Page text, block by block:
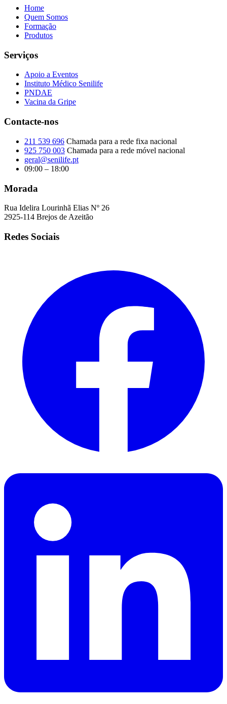
Home
Quem Somos
Formação
Produtos
Serviços
Apoio a Eventos
Instituto Médico Senilife
PNDAE
Vacina da Gripe
Contacte-nos
211 539 696 Chamada para a rede fixa nacional
925 750 003 Chamada para a rede móvel nacional
geral@senilife.pt
09:00 – 18:00
Morada
Rua Idelira Lourinhã Elias Nº 26
2925-114 Brejos de Azeitão
Redes Sociais